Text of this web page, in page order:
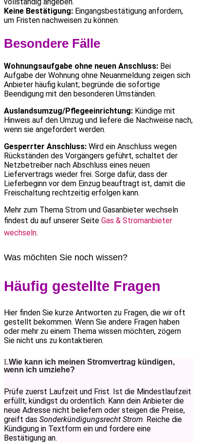
Keine Bestätigung: Eingangsbestätigung anfordern,
um Fristen nachweisen zu können.
Besondere Fälle
Wohnungsaufgabe ohne neuen Anschluss: Bei
Aufgabe der Wohnung ohne Neuanmeldung zeigen sich
Anbieter häufig kulant; begründe die sofortige
Beendigung mit den besonderen Umständen.
Auslandsumzug/Pflegeeinrichtung: Kündige mit
Hinweis auf den Umzug und liefere die Nachweise nach,
wenn sie angefordert werden.
Gesperrter Anschluss: Wird ein Anschluss wegen
Rückständen des Vorgängers geführt, schaltet der
Netzbetreiber nach Abschluss eines neuen
Liefervertrags wieder frei. Sorge dafür, dass der
Lieferbeginn vor dem Einzug beauftragt ist, damit die
Freischaltung rechtzeitig erfolgen kann.
Mehr zum Thema Strom und Gasanbieter wechseln
findest du auf unserer Seite Gas & Stromanbieter
wechseln.
Was möchten Sie noch wissen?
Häufig gestellte Fragen
Hier finden Sie kurze Antworten zu Fragen, die wir oft
gestellt bekommen. Wenn Sie andere Fragen haben
oder mehr zu einem Thema wissen möchten, zögern
Sie nicht uns zu kontaktieren.
Wie kann ich meinen Stromvertrag kündigen,
wenn ich umziehe?
Prüfe zuerst Laufzeit und Frist. Ist die Mindestlaufzeit
erfüllt, kündigst du ordentlich. Kann dein Anbieter die
neue Adresse nicht beliefern oder steigen die Preise,
greift das Sonderkündigungsrecht Strom. Reiche die
Kündigung in Textform ein und fordere eine
Bestätigung an.